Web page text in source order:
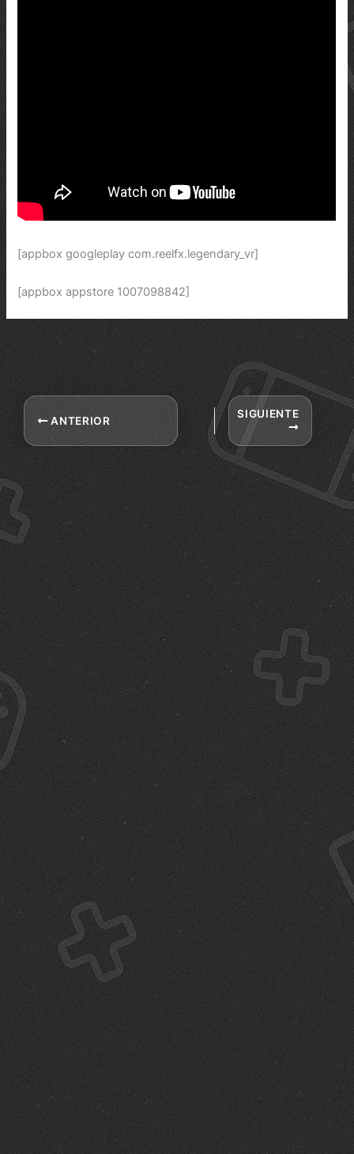
[appbox googleplay com.reelfx.legendary_vr]
[appbox appstore 1007098842]
ANTERIOR
SIGUIENTE